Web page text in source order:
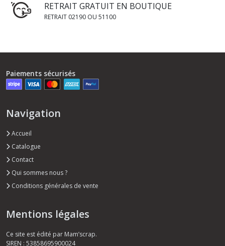
RETRAIT GRATUIT EN BOUTIQUE
RETRAIT 02190 OU 51100
Paiements sécurisés
Navigation
Accueil
Catalogue
Contact
Qui sommes nous ?
Conditions générales de vente
Mentions légales
Ce site est édité par Mam’scrap.
SIREN : 53858695900024